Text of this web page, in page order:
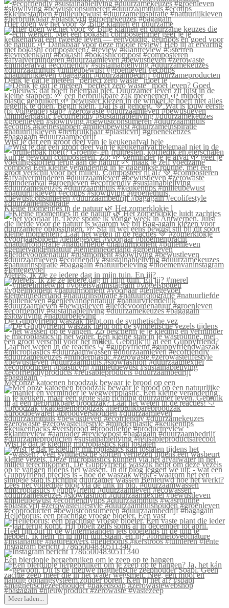
Hier doen we het voor 💚 Blije klanten én duurzame
Denk je dat je meteen “perfect zero waste” moet le
Wist je dat een groot deel van je keukenafval hele
Kleine momentjes in de natuur 🌿 Het zomerklokje l
Merels, ik zie ze iedere dag in mijn tuin. En jij?
De Guppyfriend waszak helpt om de synthetische vez
Met onze katoenen broodzak bewaar je brood op een
Wist je dat je kleding microplastics kan loslaten
Helleborus: een prachtige vroege bloeier. Een vast
Instagram bericht 17865004830511340
Een bierdopje hergebruiken om je zeep op te hangen
Meer laden...